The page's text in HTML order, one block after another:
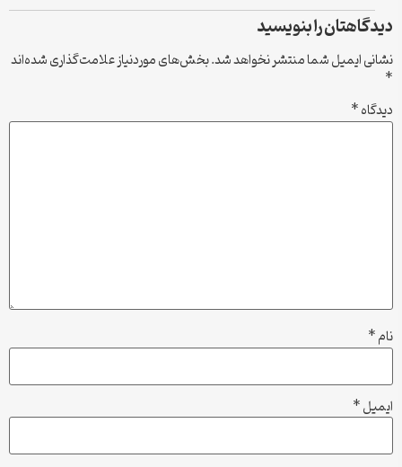
دیدگاهتان را بنویسید
نشانی ایمیل شما منتشر نخواهد شد.بخش‌های موردنیاز علامت‌گذاری شده‌اند
*
دیدگاه*
نام*
ایمیل*